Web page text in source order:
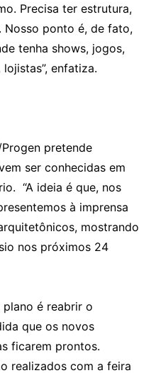
Precisa ter estrutura,
Nosso ponto é, de fato,
tenha shows, jogos,
enfatiza.
pretende
ser conhecidas em
“A ideia é que, nos
à imprensa
mostrando
nos próximos 24
é reabrir o
que os novos
ficarem prontos.
realizados com a feira